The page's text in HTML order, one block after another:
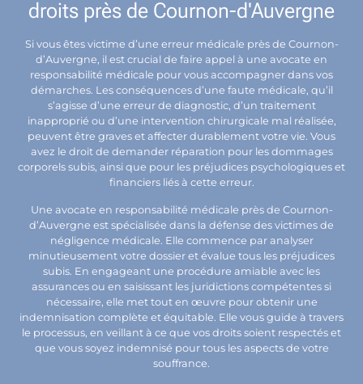
droits près de Cournon-d'Auvergne
Si vous êtes victime d’une erreur médicale près de Cournon-
d’Auvergne, il est crucial de faire appel à une avocate en
responsabilité médicale pour vous accompagner dans vos
démarches. Les conséquences d’une faute médicale, qu’il
s’agisse d’une erreur de diagnostic, d’un traitement
inapproprié ou d’une intervention chirurgicale mal réalisée,
peuvent être graves et affecter durablement votre vie. Vous
avez le droit de demander réparation pour les dommages
corporels subis, ainsi que pour les préjudices psychologiques et
financiers liés à cette erreur.
Une avocate en responsabilité médicale près de Cournon-
d’Auvergne est spécialisée dans la défense des victimes de
négligence médicale. Elle commence par analyser
minutieusement votre dossier et évalue tous les préjudices
subis. En engageant une procédure amiable avec les
assurances ou en saisissant les juridictions compétentes si
nécessaire, elle met tout en œuvre pour obtenir une
indemnisation complète et équitable. Elle vous guide à travers
le processus, en veillant à ce que vos droits soient respectés et
que vous soyez indemnisé pour tous les aspects de votre
souffrance.